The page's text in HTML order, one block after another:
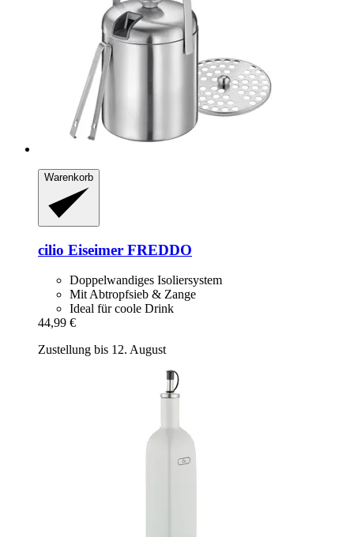
Warenkorb
cilio Eiseimer FREDDO
Doppelwandiges Isoliersystem
Mit Abtropfsieb & Zange
Ideal für coole Drink
44,99 €
Zustellung bis 12. August